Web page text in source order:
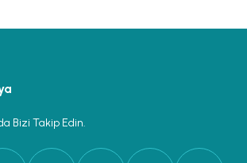
Bizi Takip Edin.